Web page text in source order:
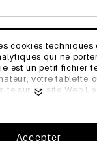
cookies techniques
qui ne
est un petit fichier
votre tablette
sur ce site
et de se souvenir,
également
Accepter
JE M’INSCRIS